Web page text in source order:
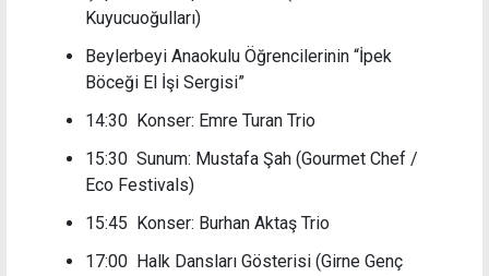
Kuyucuoğulları)
Beylerbeyi Anaokulu Öğrencilerinin “İpek
Böceği El İşi Sergisi”
14:30 Konser: Emre Turan Trio
15:30 Sunum: Mustafa Şah (Gourmet Chef /
Eco Festivals)
15:45 Konser: Burhan Aktaş Trio
17:00 Halk Dansları Gösterisi (Girne Genç